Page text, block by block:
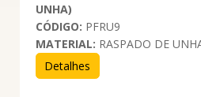
UNHA)
CÓDIGO: PFRU9
MATERIAL: RASPADO DE
Detalhes